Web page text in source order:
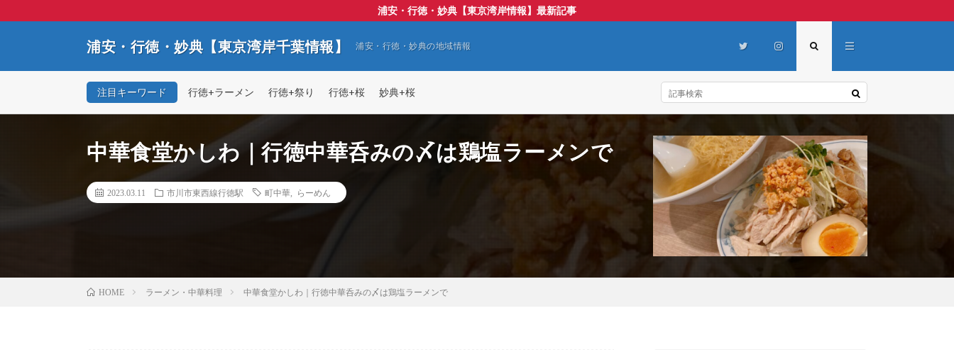
浦安・行徳・妙典【東京湾岸情報】最新記事
浦安・行徳・妙典【東京湾岸千葉情報】 浦安・行徳・妙典の地域情報
注目キーワード 行徳+ラーメン 行徳+祭り 行徳+桜 妙典+桜
中華食堂かしわ｜行徳中華呑みの〆は鶏塩ラーメンで
2023.03.11 市川市東西線行徳駅 町中華 らーめん
HOME ラーメン・中華料理 中華食堂かしわ｜行徳中華呑みの〆は鶏塩ラーメンで